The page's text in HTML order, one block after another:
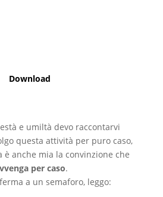
Download
e umiltà devo raccontarvi
questa attività per puro caso,
è anche mia la convinzione che
per caso.
a un semaforo, leggo: